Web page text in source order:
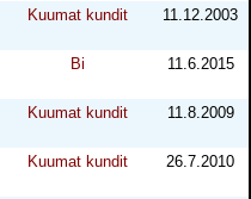
Kuumat kundit 11.12.2003
Bi 11.6.2015
Kuumat kundit 11.8.2009
Kuumat kundit 26.7.2010